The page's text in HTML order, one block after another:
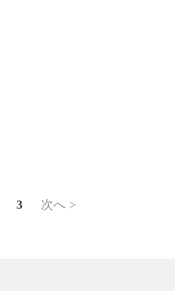
3 次へ >